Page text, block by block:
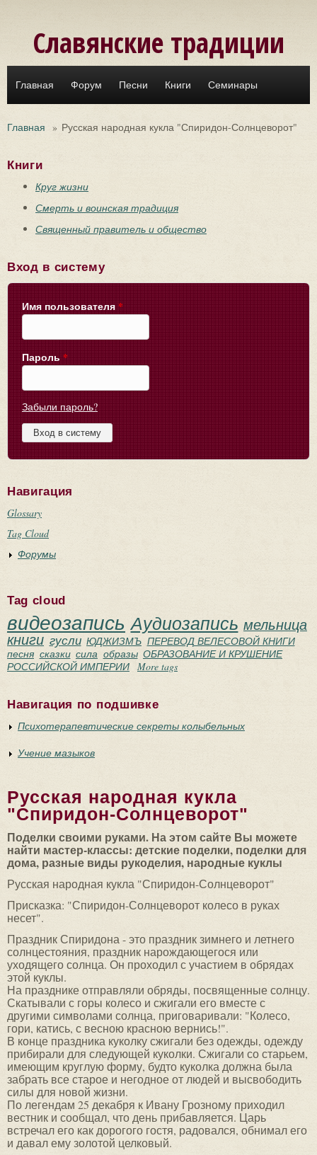
Славянские традиции
Главная Форум Песни Книги Семинары
Главная » Русская народная кукла "Спиридон-Солнцеворот"
Книги
Круг жизни
Смерть и воинская традиция
Священный правитель и общество
Вход в систему
Имя пользователя *
Пароль *
Забыли пароль?
Навигация
Glossary
Tag Cloud
Форумы
Tag cloud
видеозапись Аудиозапись мельница
книги гусли ЮДЖИЗМЪ ПЕРЕВОД ВЕЛЕСОВОЙ КНИГИ
песня сказки сила образы ОБРАЗОВАНИЕ И КРУШЕНИЕ
РОССИЙСКОЙ ИМПЕРИИ More tags
Навигация по подшивке
Психотерапевтические секреты колыбельных
Учение мазыков
Русская народная кукла
"Спиридон-Солнцеворот"
Поделки своими руками. На этом сайте Вы можете
найти мастер-классы: детские поделки, поделки для
дома, разные виды рукоделия, народные куклы
Русская народная кукла "Спиридон-Солнцеворот"
Присказка: "Спиридон-Солнцеворот колесо в руках
несет".
Праздник Спиридона - это праздник зимнего и летнего
солнцестояния, праздник нарождающегося или
уходящего солнца. Он проходил с участием в обрядах
этой куклы.
На празднике отправляли обряды, посвященные солнцу.
Скатывали с горы колесо и сжигали его вместе с
другими символами солнца, приговаривали: "Колесо,
гори, катись, с весною красною вернись!".
В конце праздника куколку сжигали без одежды, одежду
прибирали для следующей куколки. Сжигали со старьем,
имеющим круглую форму, будто куколка должна была
забрать все старое и негодное от людей и высвободить
силы для новой жизни.
По легендам 25 декабря к Ивану Грозному приходил
вестник и сообщал, что день прибавляется. Царь
встречал его как дорогого гостя, радовался, обнимал его
и давал ему золотой целковый.